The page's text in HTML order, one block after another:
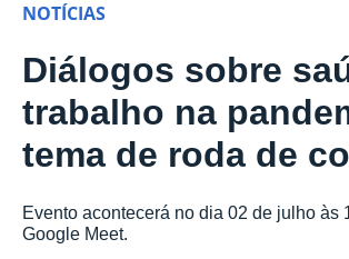
NOTÍCIAS
Diálogos sobre
trabalho na
tema de roda de
Evento acontecerá no dia 02 de julho às
Google Meet.